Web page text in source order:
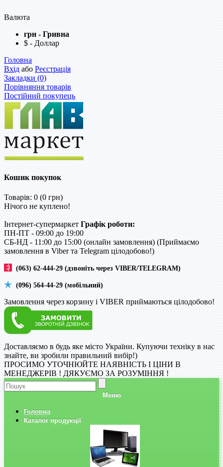
Валюта
грн - Гривна
$ - Доллар
Головна
ВхідабоРеєстрація
Закладки (0)
Порівняння товарів
Постійний покупець
Кошик покупок
Товарів: 0 (0 грн)
Нічого не куплено!
Інтернет-супермаркет Графік роботи:
ПН-ПТ - 09:00 до 19:00
CБ-НД - 11:00 до 15:00 (онлайн замовлення) (Приймаємо
замовлення в Viber та Telegram цілодобово!)
(063) 62-444-29 (дзвоніть через VIBER/TELEGRAM)
(096) 564-44-29 (мобільний)
Замовлення через корзину і VIBER приймаються цілодобово!
Доставляємо в будь яке місто України. Купуючи техніку в нас
знайте, ви зробили правильний вибір!)
ПРОСИМО УТОЧНЮЙТЕ НАЯВНІСТЬ І ЦІНИ В
МЕНЕДЖЕРІВ ! ДЯКУЄМО ЗА РОЗУМІННЯ !
Меню
Головна
Каталог продукції